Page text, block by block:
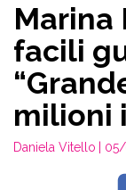
Marina
facili
milioni
Daniela Vitello |